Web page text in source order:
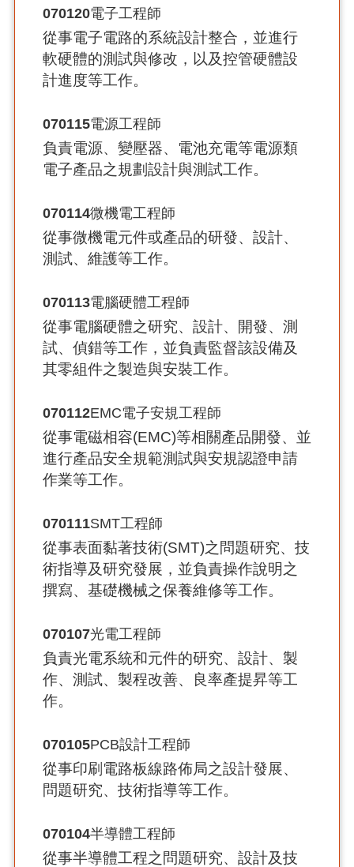
070120電子工程師
從事電子電路的系統設計整合，並進行
軟硬體的測試與修改，以及控管硬體設
計進度等工作。
070115電源工程師
負責電源、變壓器、電池充電等電源類
電子產品之規劃設計與測試工作。
070114微機電工程師
從事微機電元件或產品的研發、設計、
測試、維護等工作。
070113電腦硬體工程師
從事電腦硬體之研究、設計、開發、測
試、偵錯等工作，並負責監督該設備及
其零組件之製造與安裝工作。
070112EMC電子安規工程師
從事電磁相容(EMC)等相關產品開發、並
進行產品安全規範測試與安規認證申請
作業等工作。
070111SMT工程師
從事表面黏著技術(SMT)之問題研究、技
術指導及研究發展，並負責操作說明之
撰寫、基礎機械之保養維修等工作。
070107光電工程師
負責光電系統和元件的研究、設計、製
作、測試、製程改善、良率產提昇等工
作。
070105PCB設計工程師
從事印刷電路板線路佈局之設計發展、
問題研究、技術指導等工作。
070104半導體工程師
從事半導體工程之問題研究、設計及技